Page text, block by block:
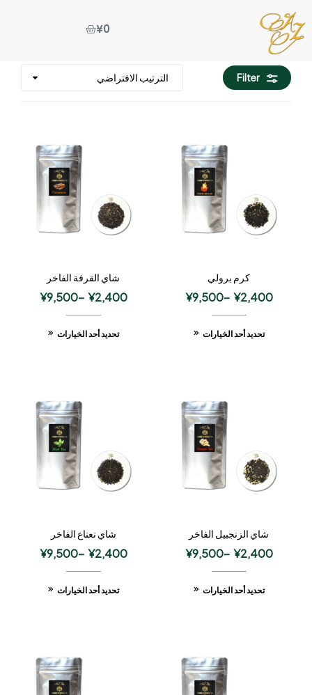
¥0
Filter
كرم برولي
¥2,400
–
¥9,500
تحديد أحد الخيارات
شاي القرفة الفاخر
¥2,400
–
¥9,500
تحديد أحد الخيارات
شاي الزنجبيل الفاخر
¥2,400
–
¥9,500
تحديد أحد الخيارات
شاي نعناع الفاخر
¥2,400
–
¥9,500
تحديد أحد الخيارات